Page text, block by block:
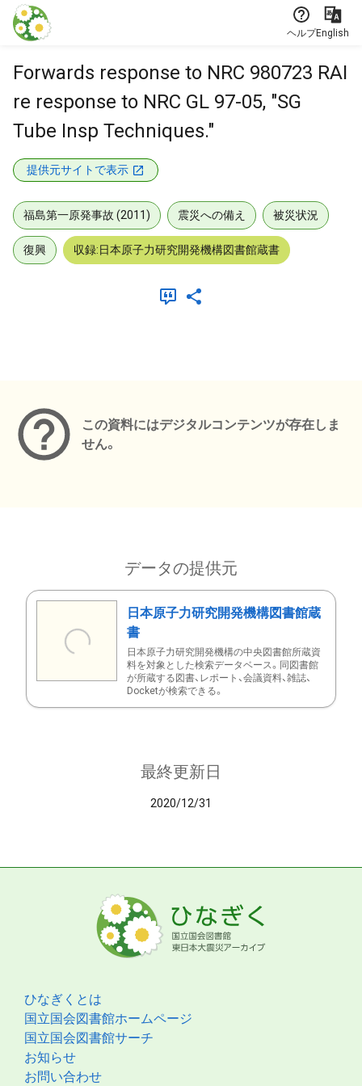
本文に飛ぶ
ヘルプEnglish
Forwards response to NRC 980723 RAI
re response to NRC GL 97-05, "SG
Tube Insp Techniques."
提供元サイトで表示
福島第一原発事故 (2011) 震災への備え 被災状況
復興 収録:日本原子力研究開発機構図書館蔵書
この資料にはデジタルコンテンツが存在しま
せん。
データの提供元
日本原子力研究開発機構図書館蔵
書
日本原子力研究開発機構の中央図書館所蔵資
料を対象とした検索データベース。同図書館
が所蔵する図書、レポート、会議資料、雑誌、
Docketが検索できる。
最終更新日
2020/12/31
ひなぎくとは
国立国会図書館ホームページ
国立国会図書館サーチ
お知らせ
お問い合わせ